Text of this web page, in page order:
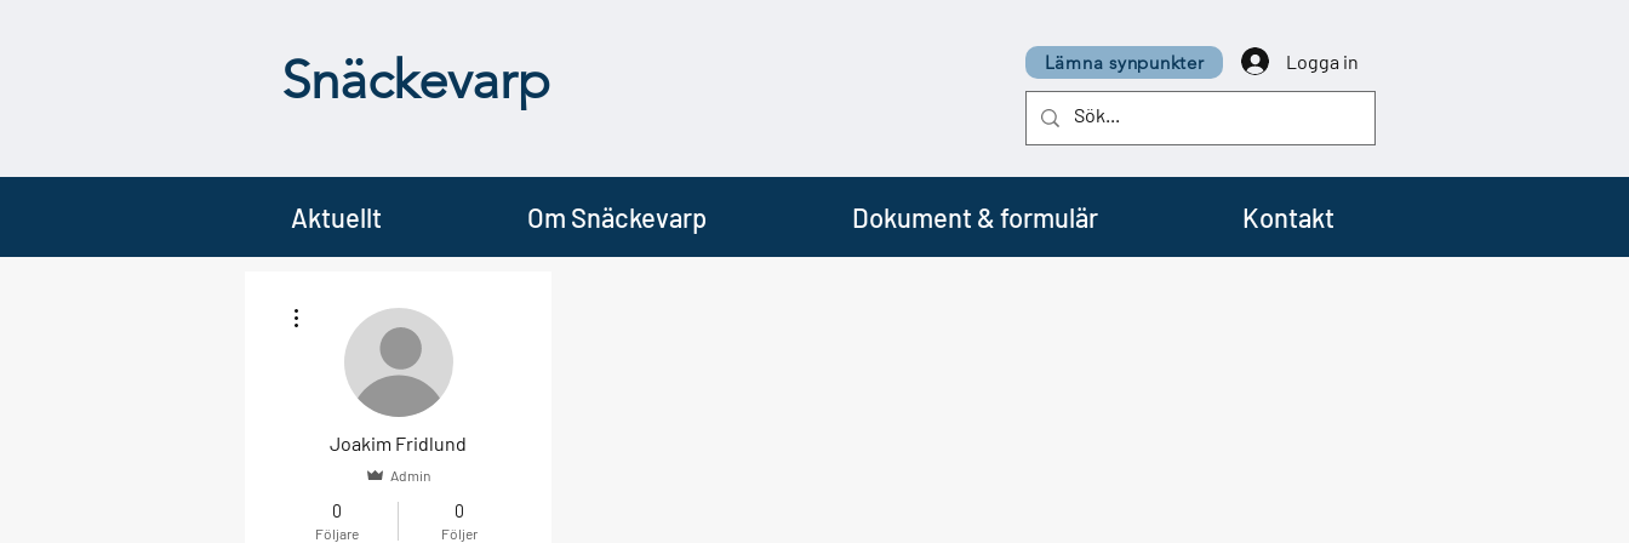
Snäckevarp Logga in
Lämna synpunkter
Aktuellt Om Snäckevarp Dokument & formulär Kontakt
Joakim Fridlund
Admin
0
Följare
0
Följer